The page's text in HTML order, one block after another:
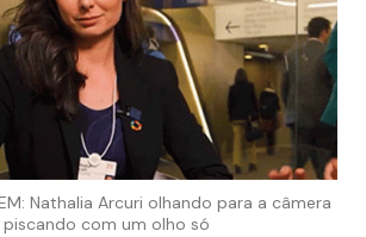
Nathalia Arcuri olhando para a câmera
piscando com um olho só